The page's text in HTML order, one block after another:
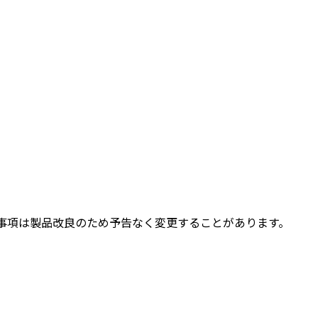
は製品改良のため予告なく変更することがあります。